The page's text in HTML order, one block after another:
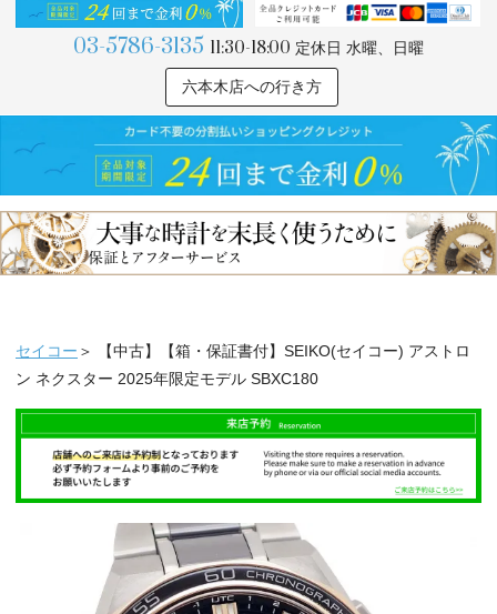
03-5786-3135 11:30-18:00 定休日 水曜、日曜
六本木店への行き方
セイコー ＞ 【中古】【箱・保証書付】SEIKO(セイコー) アストロ
ン ネクスター 2025年限定モデル SBXC180